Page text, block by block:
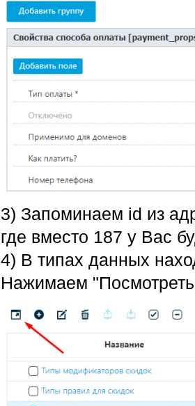
3) Запоминаем id из
где вместо 187 у Вас
4) В типах данных
Нажимаем